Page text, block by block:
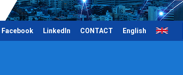
Facebook LinkedIn CONTACT English